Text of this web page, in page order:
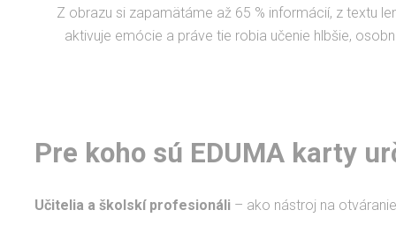
Z obrazu si zapamätáme až 65 % informácií, z textu
aktivuje emócie a práve tie robia učenie hlbšie,
Pre koho sú EDUMA karty
Učitelia a školskí profesionáli – ako nástroj na